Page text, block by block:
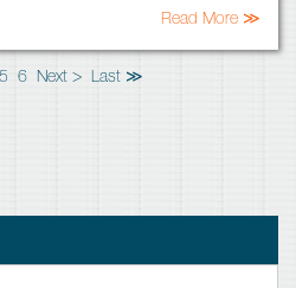
Read More ≫
5 6 Next > Last ≫